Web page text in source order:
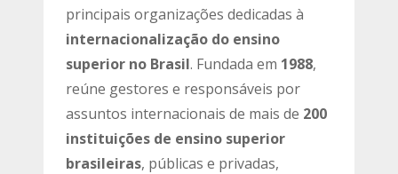
principais organizações dedicadas à
internacionalização do ensino
superior no Brasil. Fundada em 1988,
reúne gestores e responsáveis por
assuntos internacionais de mais de 200
instituições de ensino superior
brasileiras, públicas e privadas,